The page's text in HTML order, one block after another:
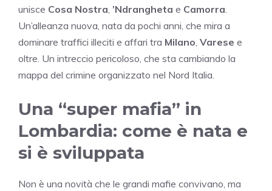
unisce Cosa Nostra, ’Ndrangheta e Camorra.
Un’alleanza nuova, nata da pochi anni, che mira a
dominare traffici illeciti e affari tra Milano, Varese e
oltre. Un intreccio pericoloso, che sta cambiando la
mappa del crimine organizzato nel Nord Italia.
Una “super mafia” in
Lombardia: come è nata e
si è sviluppata
Non è una novità che le grandi mafie convivano, ma